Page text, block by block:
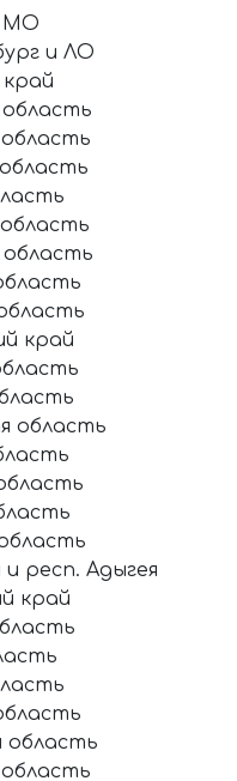
МО
и ЛО
область
область
край
область
респ. Адыгея
край
область